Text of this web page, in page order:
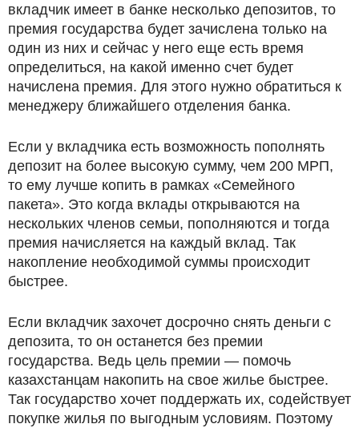
вкладчик имеет в банке несколько депозитов, то
премия государства будет зачислена только на
один из них и сейчас у него еще есть время
определиться, на какой именно счет будет
начислена премия. Для этого нужно обратиться к
менеджеру ближайшего отделения банка.
Если у вкладчика есть возможность пополнять
депозит на более высокую сумму, чем 200 МРП,
то ему лучше копить в рамках «Семейного
пакета». Это когда вклады открываются на
нескольких членов семьи, пополняются и тогда
премия начисляется на каждый вклад. Так
накопление необходимой суммы происходит
быстрее.
Если вкладчик захочет досрочно снять деньги с
депозита, то он останется без премии
государства. Ведь цель премии — помочь
казахстанцам накопить на свое жилье быстрее.
Так государство хочет поддержать их, содействует
покупке жилья по выгодным условиям. Поэтому